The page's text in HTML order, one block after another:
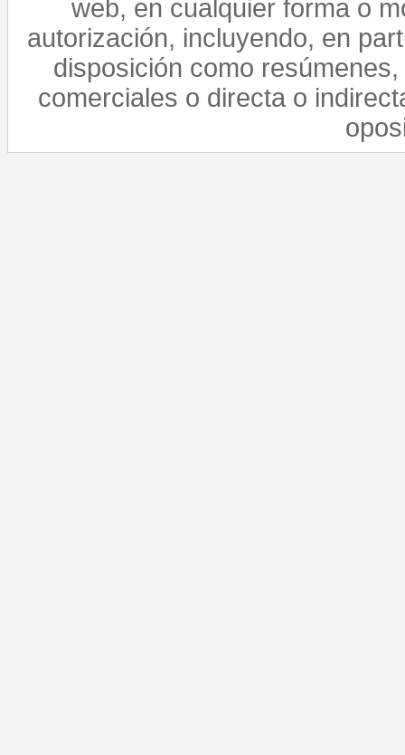
web, en cualquier forma o
autorización, incluyendo, en
disposición como
comerciales o directa o